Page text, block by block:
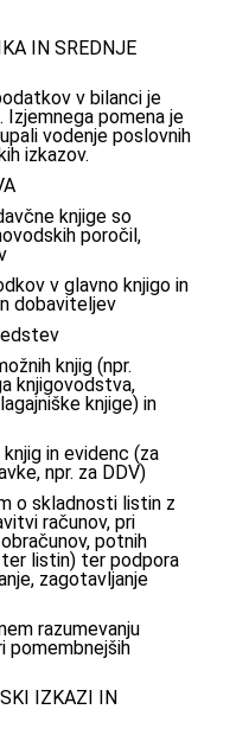
IN SREDNJE
v bilanci je
pomena je
vodenje poslovnih
izkazov.
knjige so
poročil,
v glavno knjigo in
dobaviteljev
knjig (npr.
knjigovodstva,
knjige) in
in evidenc (za
npr. za DDV)
o skladnosti listin z
računov, pri
potnih
listin) ter podpora
zagotavljanje
razumevanju
pomembnejših
IZKAZI IN